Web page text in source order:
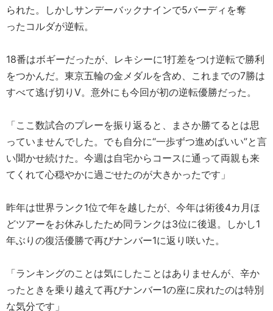
られた。しかしサンデーバックナインで5バーディを奪
ったコルダが逆転。
18番はボギーだったが、レキシーに1打差をつけ逆転で勝利
をつかんだ。東京五輪の金メダルを含め、これまでの7勝は
すべて逃げ切りV。意外にも今回が初の逆転優勝だった。
「ここ数試合のプレーを振り返ると、まさか勝てるとは思
っていませんでした。でも自分に“一歩ずつ進めばいい”と言
い聞かせ続けた。今週は自宅からコースに通って両親も来
てくれて心穏やかに過ごせたのが大きかったです」
昨年は世界ランク1位で年を越したが、今年は術後4カ月ほ
どツアーをお休みしたため同ランクは3位に後退。しかし1
年ぶりの復活優勝で再びナンバー1に返り咲いた。
「ランキングのことは気にしたことはありませんが、辛か
ったときを乗り越えて再びナンバー1の座に戻れたのは特別
な気分です」